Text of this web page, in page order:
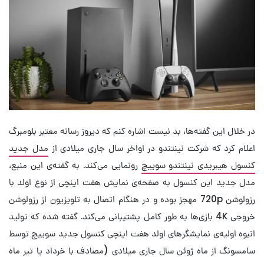
در خلال این گفته‌ها، بد نیست اشاره کنم که دیروز رسانه معتبر بلومبرگ
اعلام کرد که شرکت نینتندو در اواخر سال جاری میلادی از مدل جدید
کنسول هیبریدی نینتندو سوییچ رونمایی می‌کند. به گفته‌ی این منبع،
مدل جدید این کنسول به صفحه‌ی نمایش هفت اینچی از نوع اولد با
رزولوشن 720p مهجز بوده و در هنگام اتصال به تلویزیون از رزولوشن
خروجی 4K بازی‌ها به طور کامل پشتیبانی می‌کند. گفته شده که تولید
انبوه اولیه‌ی نمایشگر‌های اولد هفت اینچی کنسول جدید سوییچ توسط
سامسونگ از ماه ژوئن سال جاری میلادی (مصادف با خرداد یا تیر ماه